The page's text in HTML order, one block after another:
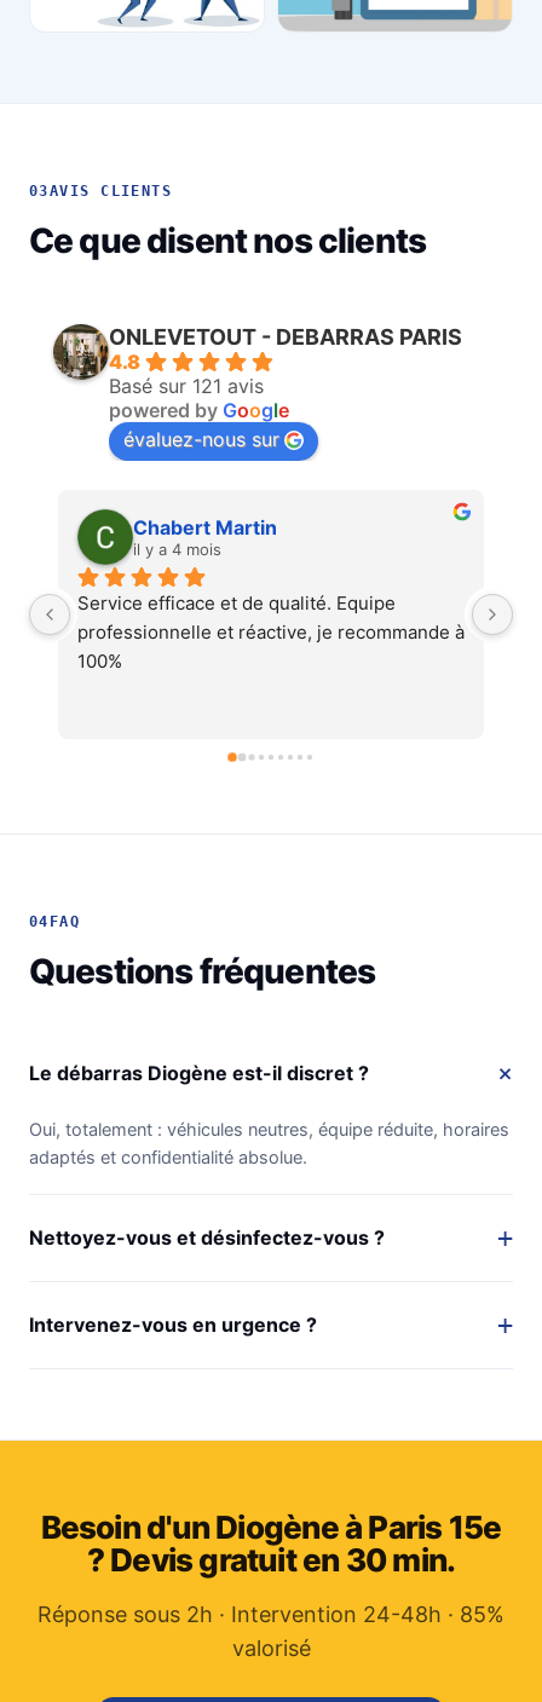
03AVIS CLIENTS
Ce que disent nos clients
ONLEVETOUT - DEBARRAS PARIS
4.8
Basé sur 121 avis
powered by Google
évaluez-nous sur
à
Martin Faliu
il y a 4 mois
Service au top, devis ultra rapide et
cohérent, équipes professionnelles et
soignéesJe recommande !
04 FAQ
Questions fréquentes
Le débarras Diogène est-il discret ?
Oui, totalement : véhicules neutres, équipe réduite, horaires
adaptés et confidentialité absolue.
Nettoyez-vous et désinfectez-vous ?
Intervenez-vous en urgence ?
Besoin d'un Diogène à Paris 15e
? Devis gratuit en 30 min.
Réponse sous 2h · Intervention 24-48h · 85%
valorisé